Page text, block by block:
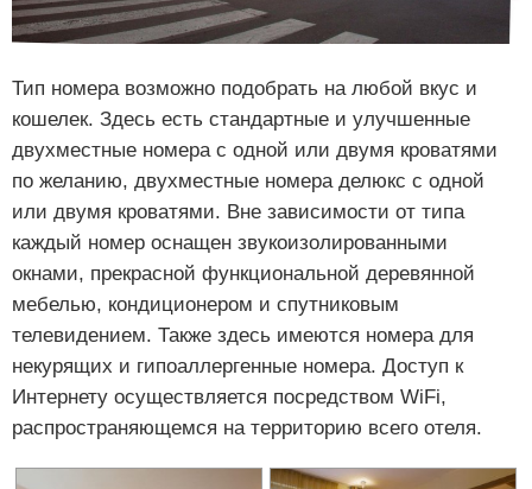
Тип номера возможно подобрать на любой вкус и
кошелек. Здесь есть стандартные и улучшенные
двухместные номера с одной или двумя кроватями
по желанию, двухместные номера делюкс с одной
или двумя кроватями. Вне зависимости от типа
каждый номер оснащен звукоизолированными
окнами, прекрасной функциональной деревянной
мебелью, кондиционером и спутниковым
телевидением. Также здесь имеются номера для
некурящих и гипоаллергенные номера. Доступ к
Интернету осуществляется посредством WiFi,
распространяющемся на территорию всего отеля.